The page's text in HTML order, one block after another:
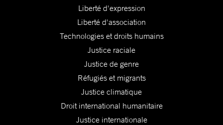
Liberté d'expression
Liberté d'association
Technologies et droits humains
Justice raciale
Justice de genre
Réfugiés et migrants
Justice climatique
Droit international humanitaire
Justice internationale